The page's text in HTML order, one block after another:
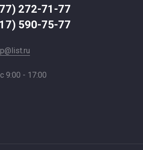
272-71-77
590-75-77
9:00 - 17:00